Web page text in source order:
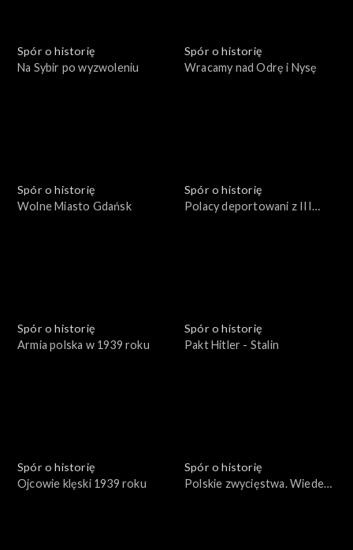
Spór o historię
Na Sybir po wyzwoleniu
Spór o historię
Wracamy nad Odrę i Nysę
Spór o historię
Wolne Miasto Gdańsk
Spór o historię
Polacy deportowani z III
Spór o historię
Armia polska w 1939 roku
Spór o historię
Pakt Hitler - Stalin
Spór o historię
Ojcowie klęski 1939 roku
Spór o historię
Polskie zwycięstwa. Wiedeń